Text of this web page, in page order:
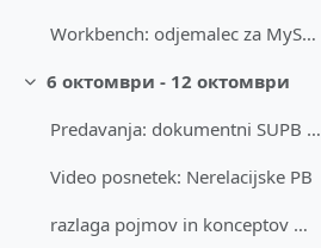
Workbench: odjemalec za MySQL in MongoDB
Затвори
6 октомври - 12 октомври
Predavanja: dokumentni SUPB MongoDB.
Video posnetek: Nerelacijske PB
razlaga pojmov in konceptov MongoDB